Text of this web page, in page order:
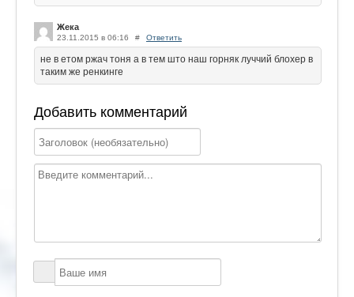
Жека
23.11.2015 в 06:16 # Ответить
не в етом ржач тоня а в тем што наш горняк луччий блохер в
таким же ренкинге
Добавить комментарий